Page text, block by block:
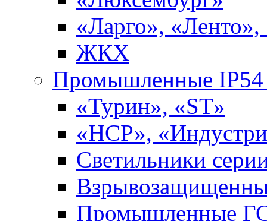
«Ларго»,
ЖКХ
Промышленные IP54
«Турин», «ST»
«НСР»,
Светильники
Промышленные